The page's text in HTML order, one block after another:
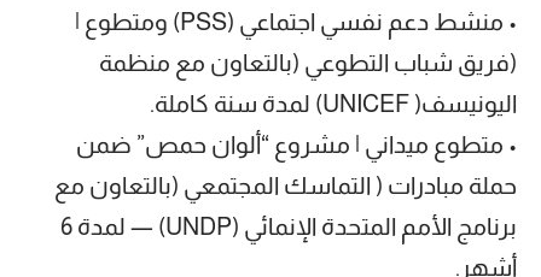
• منشط دعم نفسي اجتماعي (PSS) ومتطوع |
(فريق شباب التطوعي (بالتعاون مع منظمة
اليونيسف( UNICEF) لمدة سنة كاملة.
• متطوع ميداني | مشروع “ألوان حمص” ضمن
حملة مبادرات ( التماسك المجتمعي (بالتعاون مع
برنامج الأمم المتحدة الإنمائي (UNDP) — لمدة 6
أشهر.